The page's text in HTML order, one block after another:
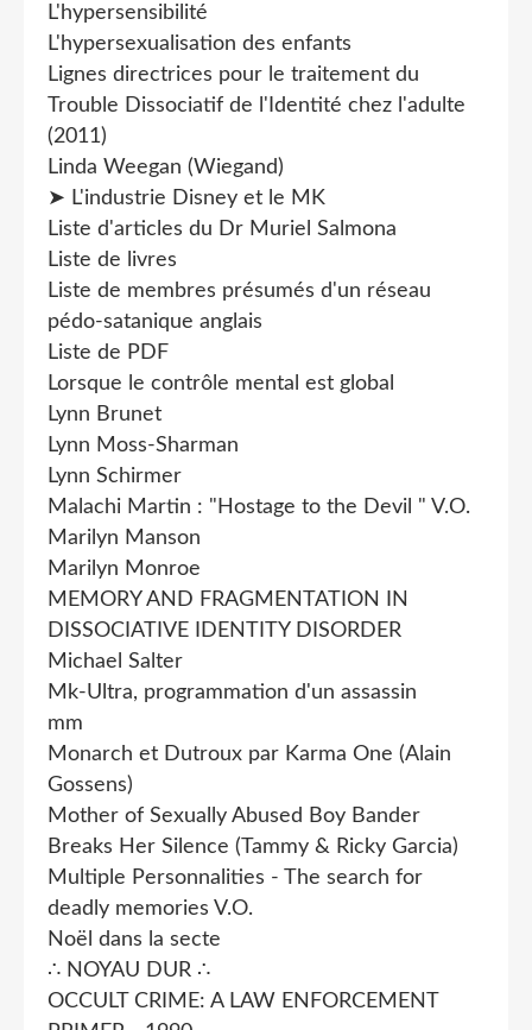
L'hypersensibilité
L'hypersexualisation des enfants
Lignes directrices pour le traitement du
Trouble Dissociatif de l'Identité chez l'adulte
(2011)
Linda Weegan (Wiegand)
➤ L'industrie Disney et le MK
Liste d'articles du Dr Muriel Salmona
Liste de livres
Liste de membres présumés d'un réseau
pédo-satanique anglais
Liste de PDF
Lorsque le contrôle mental est global
Lynn Brunet
Lynn Moss-Sharman
Lynn Schirmer
Malachi Martin : "Hostage to the Devil " V.O.
Marilyn Manson
Marilyn Monroe
MEMORY AND FRAGMENTATION IN
DISSOCIATIVE IDENTITY DISORDER
Michael Salter
Mk-Ultra, programmation d'un assassin
mm
Monarch et Dutroux par Karma One (Alain
Gossens)
Mother of Sexually Abused Boy Bander
Breaks Her Silence (Tammy & Ricky Garcia)
Multiple Personnalities - The search for
deadly memories V.O.
Noël dans la secte
∴ NOYAU DUR ∴
OCCULT CRIME: A LAW ENFORCEMENT